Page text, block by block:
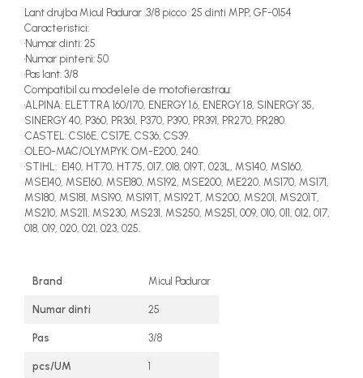
Lant drujba Micul Padurar .3/8 picco 25 dinti MPP, GF-0154
Caracteristici:
•Numar dinti: 25
•Numar pinteni: 50
•Pas lant: 3/8
Compatibil cu modelele de motofierastrau:
•ALPINA: ELETTRA 160/170, ENERGY 1.6, ENERGY 1.8, SINERGY 35,
SINERGY 40, P360, PR361, P370, P390, PR391, PR270, PR280.
•CASTEL: CS16E, CS17E, CS36, CS39.
•OLEO-MAC/OLYMPYK: OM-E200, 240.
•STIHL: E140, HT70, HT75, 017, 018, 019T, 023L, MS140, MS160,
MSE140, MSE160, MSE180, MS192, MSE200, ME220, MS170, MS171,
MS180, MS181, MS190, MS191T, MS192T, MS200, MS201, MS201T,
MS210, MS211, MS230, MS231, MS250, MS251, 009, 010, 011, 012, 017,
018, 019, 020, 021, 023, 025.
Brand Micul Padurar
Numar dinti 25
Pas 3/8
pcs/UM 1